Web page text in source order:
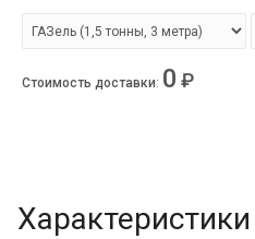
Стоимость доставки: 0 ₽
Характеристики